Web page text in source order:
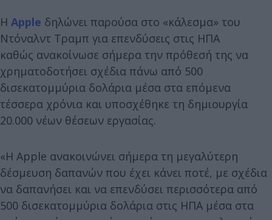
Η Apple δηλώνει παρούσα στο «κάλεσμα» του
Ντόναλντ Τραμπ για επενδύσεις στις ΗΠΑ
καθώς ανακοίνωσε σήμερα την πρόθεσή της να
χρηματοδοτήσει σχέδια πάνω από 500
δισεκατομμύρια δολάρια μέσα στα επόμενα
τέσσερα χρόνια και υποσχέθηκε τη δημιουργία
20.000 νέων θέσεων εργασίας.
«Η Apple ανακοινώνει σήμερα τη μεγαλύτερη
δέσμευση δαπανών που έχει κάνει ποτέ, με σχέδια
να δαπανήσει και να επενδύσει περισσότερα από
500 δισεκατομμύρια δολάρια στις ΗΠΑ μέσα στα